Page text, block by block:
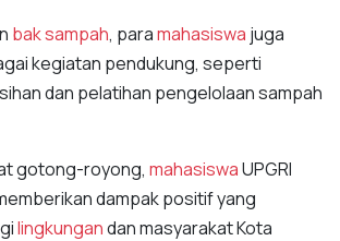
bak sampah, paramahasiswa juga
kegiatan pendukung, seperti
dan pelatihan pengelolaan sampah
gotong-royong, mahasiswaUPGRI
dampak positif yang
lingkungandan masyarakat Kota